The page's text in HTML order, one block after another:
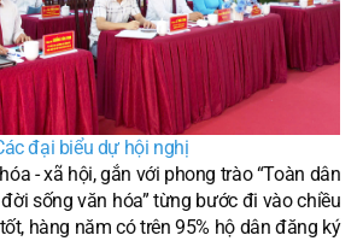
đại biểu dự hội nghị
- xã hội, gắn với phong trào “Toàn dân
sống văn hóa” từng bước đi vào chiều
hàng năm có trên 95% hộ dân đăng ký